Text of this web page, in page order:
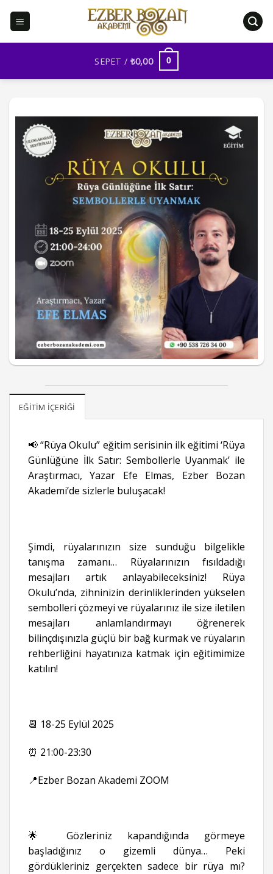
SEPET / ₺0,00 0
EĞITIM İÇERIĞI
📢 “Rüya Okulu” eğitim serisinin ilk eğitimi ‘Rüya
Günlüğüne İlk Satır: Sembollerle Uyanmak’ ile
Araştırmacı, Yazar Efe Elmas, Ezber Bozan
Akademi’de sizlerle buluşacak!
Şimdi, rüyalarınızın size sunduğu bilgelikle
tanışma zamanı… Rüyalarınızın fısıldadığı
mesajları artık anlayabileceksiniz! Rüya
Okulu’nda, zihninizin derinliklerinden yükselen
sembolleri çözmeyi ve rüyalarınız ile size iletilen
mesajları anlamlandırmayı öğrenerek
bilinçdışınızla güçlü bir bağ kurmak ve rüyaların
rehberliğini hayatınıza katmak için eğitimimize
katılın!
📆 18-25 Eylül 2025
⏰ 21:00-23:30
📍Ezber Bozan Akademi ZOOM
🌟 Gözleriniz kapandığında görmeye
başladığınız o gizemli dünya… Peki
gördükleriniz gerçekten sadece bir rüya mı?